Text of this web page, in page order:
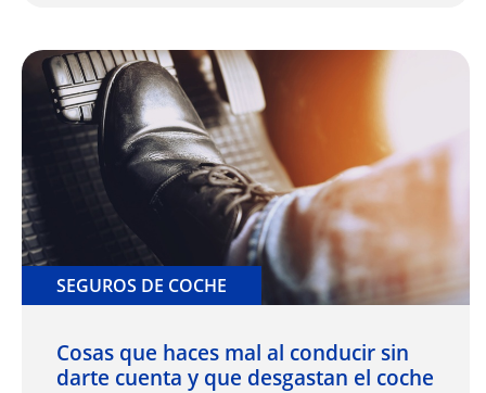
SEGUROS DE COCHE
Cosas que haces mal al conducir sin
darte cuenta y que desgastan el coche